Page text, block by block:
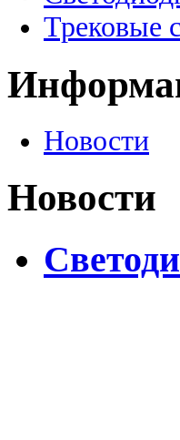
Трековые
Новости
Новости